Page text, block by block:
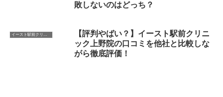
敗しないのはどっち？
【評判やばい？】イースト駅前クリニ
ック上野院の口コミを他社と比較しな
がら徹底評価！